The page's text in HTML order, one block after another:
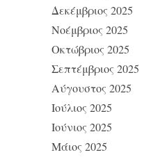
Δεκέμβριος 2025
Νοέμβριος 2025
Οκτώβριος 2025
Σεπτέμβριος 2025
Αύγουστος 2025
Ιούλιος 2025
Ιούνιος 2025
Μάιος 2025